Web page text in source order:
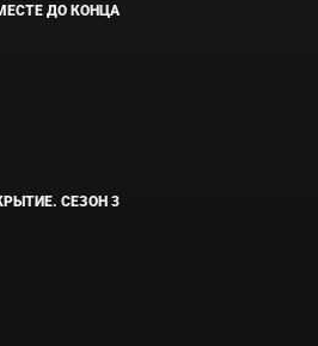
ДО КОНЦА
СЕЗОН 3